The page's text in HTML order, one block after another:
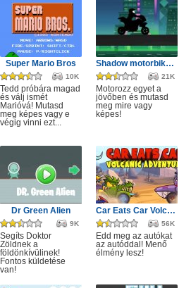
Super Mario Bros
10K
Tedd próbára magad
és válj ismét
Marióvá! Mutasd
meg képes vagy e
végig vinni ezt...
Shadow motorbike rider game
21K
Motorozz egyet a
jövőben és mutasd
meg mire vagy
képes!
Dr Green Alien
9K
Segíts Doktor
Zöldnek a
földönkívülinek!
Fontos küldetése
van!
Car Eats Car Volcanic Adventure
56K
Edd meg az autókat
az autóddal! Menő
élmény lesz!